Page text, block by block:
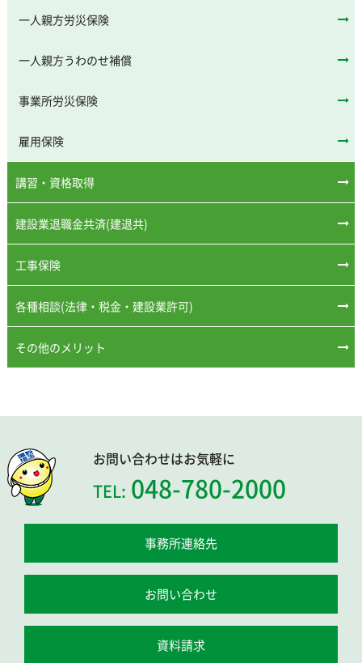
一人親方労災保険
一人親方うわのせ補償
事業所労災保険
雇用保険
講習・資格取得
建設業退職金共済(建退共)
工事保険
各種相談(法律・税金・建設業許可)
その他のメリット
お問い合わせはお気軽に
TEL: 048-780-2000
事務所連絡先
お問い合わせ
資料請求